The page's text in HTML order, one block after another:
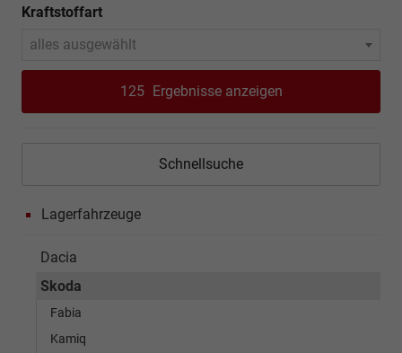
Kraftstoffart
alles ausgewählt
125 Ergebnisse anzeigen
Schnellsuche
Lagerfahrzeuge
Dacia
Skoda
Fabia
Kamiq